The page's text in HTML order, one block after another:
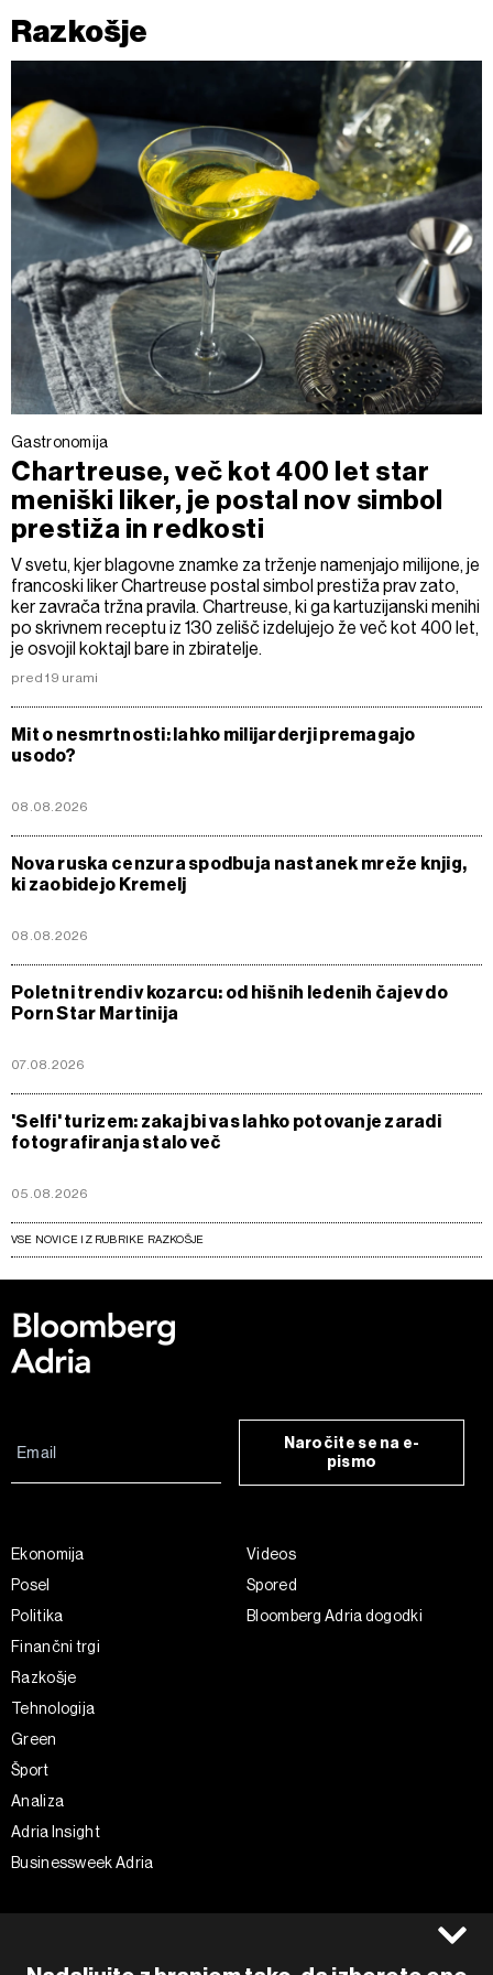
Razkošje
Gastronomija
Chartreuse, več kot 400 let star
meniški liker, je postal nov simbol
prestiža in redkosti
V svetu, kjer blagovne znamke za trženje namenjajo milijone, je
francoski liker Chartreuse postal simbol prestiža prav zato,
ker zavrača tržna pravila. Chartreuse, ki ga kartuzijanski menihi
po skrivnem receptu iz 130 zelišč izdelujejo že več kot 400 let,
je osvojil koktajl bare in zbiratelje.
pred 19 urami
Mit o nesmrtnosti: lahko milijarderji premagajo
usodo?
08.08.2026
Nova ruska cenzura spodbuja nastanek mreže knjig,
ki zaobidejo Kremelj
08.08.2026
Poletni trendi v kozarcu: od hišnih ledenih čajev do
Porn Star Martinija
07.08.2026
'Selfi' turizem: zakaj bi vas lahko potovanje zaradi
fotografiranja stalo več
05.08.2026
VSE NOVICE IZ RUBRIKE RAZKOŠJE
Naročite se na e-
pismo
Ekonomija
Posel
Politika
Finančni trgi
Razkošje
Tehnologija
Green
Šport
Analiza
Adria Insight
Businessweek Adria
Videos
Spored
Bloomberg Adria dogodki